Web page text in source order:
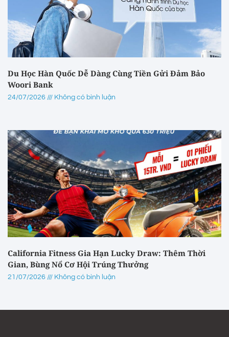
Du Học Hàn Quốc Dễ Dàng Cùng Tiền Gửi Đảm Bảo
Woori Bank
24/07/2026 Không có bình luận
California Fitness Gia Hạn Lucky Draw: Thêm Thời
Gian, Bùng Nổ Cơ Hội Trúng Thưởng
21/07/2026 Không có bình luận